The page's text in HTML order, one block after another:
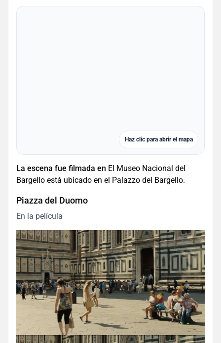
Haz clic para abrir el mapa
La escena fue filmada en El Museo Nacional del
Bargello está ubicado en el Palazzo del Bargello.
Piazza del Duomo
En la película